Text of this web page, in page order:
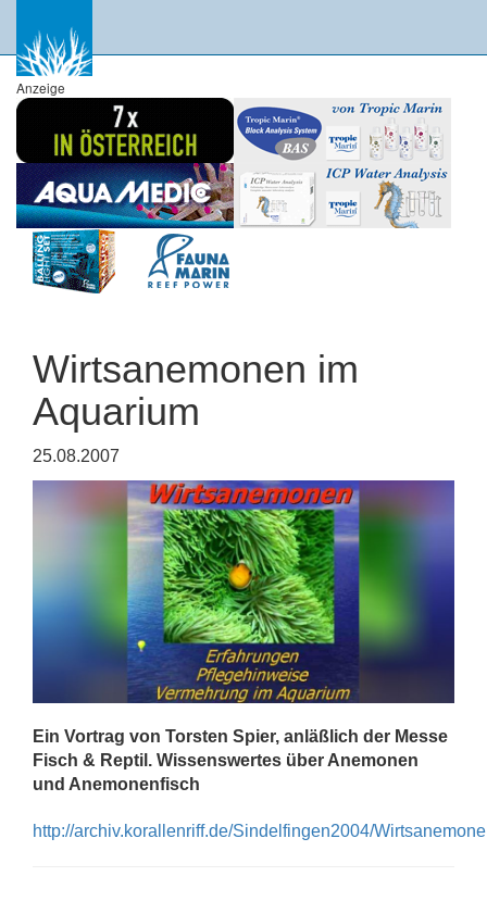
Anzeige
Wirtsanemonen im
Aquarium
25.08.2007
Ein Vortrag von Torsten Spier, anläßlich der Messe
Fisch & Reptil. Wissenswertes über Anemonen
und Anemonenfisch
http://archiv.korallenriff.de/Sindelfingen2004/